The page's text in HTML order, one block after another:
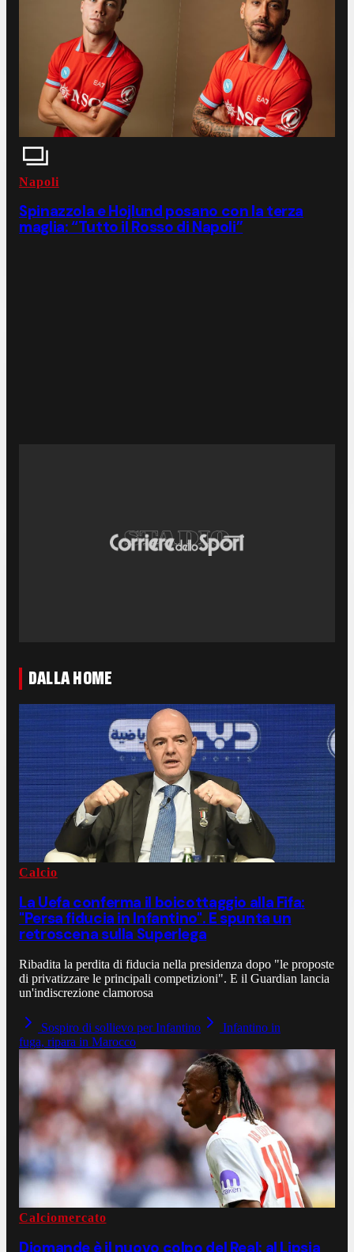
Napoli
Spinazzola e Hojlund posano con la terza
maglia: “Tutto il Rosso di Napoli”
DALLA HOME
Calcio
La Uefa conferma il boicottaggio alla Fifa:
"Persa fiducia in Infantino". E spunta un
retroscena sulla Superlega
Ribadita la perdita di fiducia nella presidenza dopo "le proposte
di privatizzare le principali competizioni". E il Guardian lancia
un'indiscrezione clamorosa
Sospiro di sollievo per Infantino
Infantino in
fuga, ripara in Marocco
Calciomercato
Diomande è il nuovo colpo del Real: al Lipsia